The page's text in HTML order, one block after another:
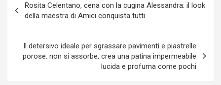
articoli
Rosita Celentano, cena con la cugina Alessandra: il look
della maestra di Amici conquista tutti
Il detersivo ideale per sgrassare pavimenti e piastrelle
porose: non si assorbe, crea una patina impermeabile
lucida e profuma come pochi